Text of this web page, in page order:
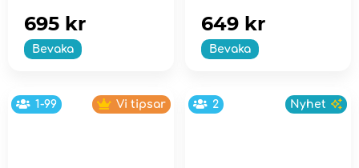
Bevaka
695 kr
Bevaka
649 kr
1-99 Vi tipsar 2 Nyhet